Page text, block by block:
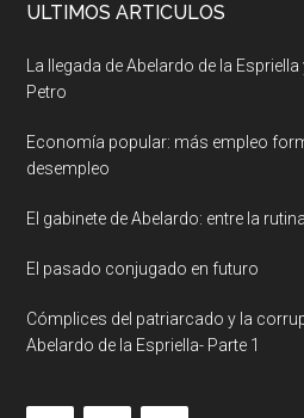
ULTIMOS ARTICULOS
La llegada de Abelardo de la
Petro
Economía popular: más empleo
desempleo
El gabinete de Abelardo: entre la
El pasado conjugado en futuro
Cómplices del patriarcado y la
Abelardo de la Espriella- Parte 1